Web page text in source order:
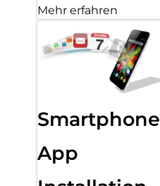
Mehr erfahren
Smartphone
App